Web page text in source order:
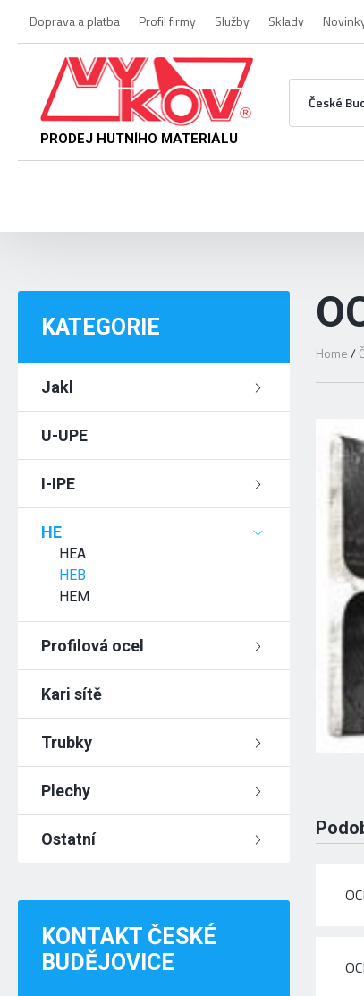
Doprava a platba Profil firmy Služby Sklady
PRODEJ HUTNÍHO MATERIÁLU
KATEGORIE
Jakl
U-UPE
I-IPE
HE
HEA
HEB
HEM
Profilová ocel
Kari sítě
Trubky
Plechy
Ostatní
KONTAKT ČESKÉ
BUDĚJOVICE
Home/